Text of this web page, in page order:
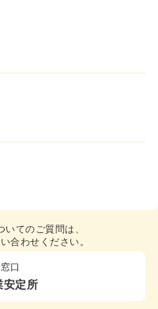
てのご質問は、
合わせください。
口
安定所